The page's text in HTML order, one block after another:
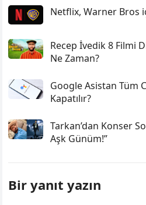
Netflix, Warner Bros
Recep İvedik 8 Filmi
Ne Zaman?
Google Asistan Tüm
Kapatılır?
Tarkan’dan Konser
Aşk Günüm!”
Bir yanıt yazın